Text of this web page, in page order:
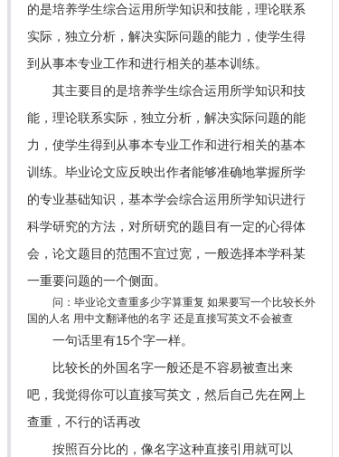
的是培养学生综合运用所学知识和技能，理论联系
实际，独立分析，解决实际问题的能力，使学生得
到从事本专业工作和进行相关的基本训练。
其主要目的是培养学生综合运用所学知识和技
能，理论联系实际，独立分析，解决实际问题的能
力，使学生得到从事本专业工作和进行相关的基本
训练。毕业论文应反映出作者能够准确地掌握所学
的专业基础知识，基本学会综合运用所学知识进行
科学研究的方法，对所研究的题目有一定的心得体
会，论文题目的范围不宜过宽，一般选择本学科某
一重要问题的一个侧面。
问：毕业论文查重多少字算重复 如果要写一个比较长外
国的人名 用中文翻译他的名字 还是直接写英文不会被查
一句话里有15个字一样。
比较长的外国名字一般还是不容易被查出来
吧，我觉得你可以直接写英文，然后自己先在网上
查重，不行的话再改
按照百分比的，像名字这种直接引用就可以